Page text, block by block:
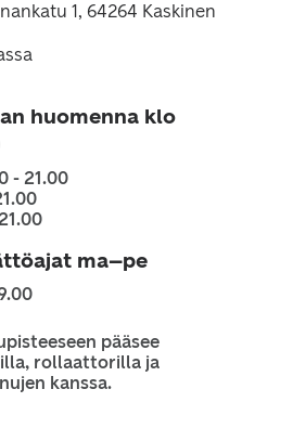
1, 64264 Kaskinen
huomenna klo
- 21.00
ma–pe
pääsee
rollaattorilla ja
kanssa.